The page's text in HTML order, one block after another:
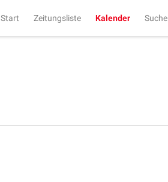
Start Zeitungsliste Kalender Suche